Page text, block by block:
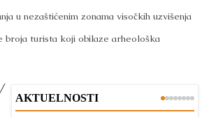
u nezaštićenim zonama visočkih uzvišenja
broja turista koji obilaze arheološka
AKTUELNOSTI